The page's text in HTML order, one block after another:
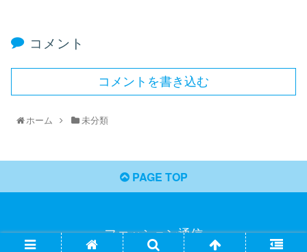
コメント
コメントを書き込む
ホーム 未分類
PAGE TOP
ファッション通信